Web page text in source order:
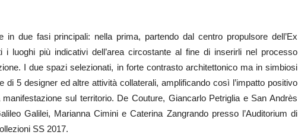
in due fasi principali: nella prima, partendo dal centro propulsore dell’Ex
i luoghi più indicativi dell’area circostante al fine di inserirli nel processo
I due spazi selezionati, in forte contrasto architettonico ma in simbiosi
di 5 designer ed altre attività collaterali, amplificando così l’impatto positivo
sul territorio. De Couture, Giancarlo Petriglia e San Andrès
Galilei, Marianna Cimini e Caterina Zangrando presso l’Auditorium di
SS 2017.